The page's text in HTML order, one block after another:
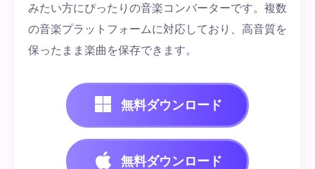
みたい方にぴったりの音楽コンバーターです。複数
の音楽プラットフォームに対応しており、高音質を
保ったまま楽曲を保存できます。
無料ダウンロード
無料ダウンロード